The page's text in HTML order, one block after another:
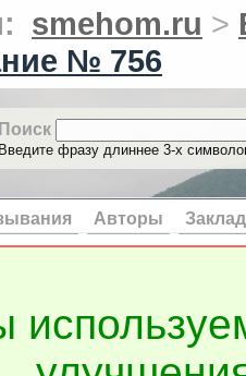
smehom.ru >
№ 756
Поиск
Введите фразу длиннее 3-х
Авторы